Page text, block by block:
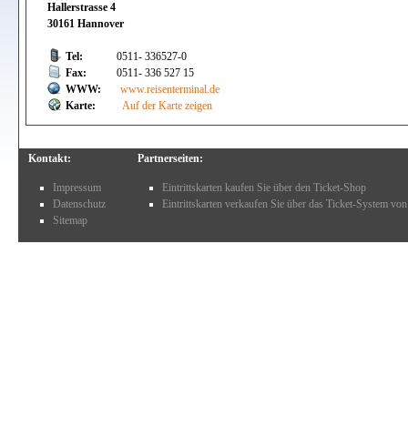
Hallerstrasse 4
30161 Hannover
Tel:
0511- 336527-0
Fax:
0511- 336 527 15
WWW:
www.reisenterminal.de
Karte:
Auf der Karte zeigen
Kontakt:
Impressum
Datenschutz
Sitemap
Partnerseiten:
Eintrittskarten kaufen Sie über den Ticket-Shop
Eintrittskarten verkaufen Sie über das Ticket-System